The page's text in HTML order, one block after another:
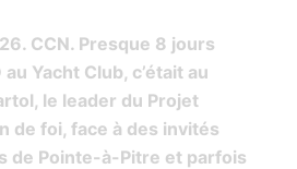
CCN. Presque 8 jours
Yacht Club, c’était au
le leader du Projet
de foi, face à des invités
de Pointe-à-Pitre et parfois